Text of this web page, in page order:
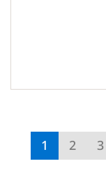
1 2 3